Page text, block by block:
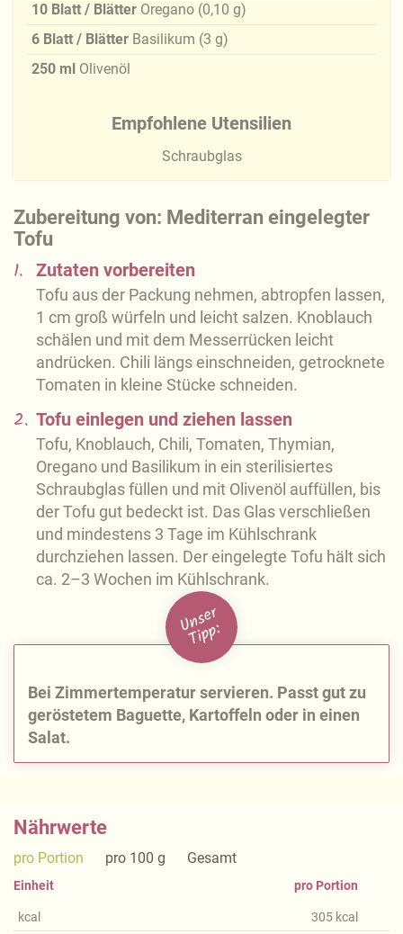
Zubereitung von: Mediterran eingelegter
Tofu
1. Zutaten vorbereiten
Tofu aus der Packung nehmen, abtropfen lassen,
1 cm groß würfeln und leicht salzen. Knoblauch
schälen und mit dem Messerrücken leicht
andrücken. Chili längs einschneiden, getrocknete
Tomaten in kleine Stücke schneiden.
2. Tofu einlegen und ziehen lassen
Tofu, Knoblauch, Chili, Tomaten, Thymian,
Oregano und Basilikum in ein sterilisiertes
Schraubglas füllen und mit Olivenöl auffüllen, bis
der Tofu gut bedeckt ist. Das Glas verschließen
und mindestens 3 Tage im Kühlschrank
durchziehen lassen. Der eingelegte Tofu hält sich
ca. 2–3 Wochen im Kühlschrank.
U
n
s
e
r
Ti
p
p:
Bei Zimmertemperatur servieren. Passt gut zu
geröstetem Baguette, Kartoffeln oder in einen
Salat.
10 Blatt / Blätter Oregano (0,10 g)
6 Blatt / Blätter Basilikum (3 g)
250 ml Olivenöl
Empfohlene Utensilien
Schraubglas
Nährwerte
pro Portion pro 100 g Gesamt
Einheit
kcal
pro Portion
305 kcal